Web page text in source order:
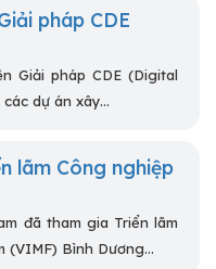
pháp CDE
Giải pháp CDE (Digital
dự án xây...
lãm Công nghiệp
đã tham gia Triển lãm
(VIMF) Bình Dương...